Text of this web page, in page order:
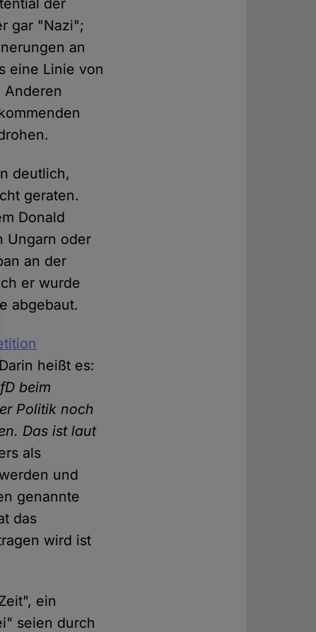
der
gar "Nazi";
an
eine Linie von
Anderen
deutlich,
geraten.
Donald
Ungarn oder
an der
er wurde
abgebaut.
heißt es:
beim
Politik noch
Das ist laut
als
und
genannte
das
wird ist
ein
seien durch